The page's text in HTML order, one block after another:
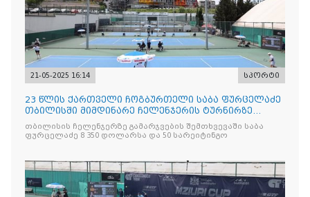
21-05-2025 16:14 სპორტი
23 წლის ქართველი ჩოგბურთელი საბა ფურცელაძე
თბილისში მიმდინარე ჩელენჯერის ტურნირზე
წარმატებით გამოსვლას აგრძელებს
თბილისის ჩელენჯერზე გამარჯვების შემთხვევაში საბა
ფურცელაძე 8 350 დოლარსა და 50 სარეიტინგო